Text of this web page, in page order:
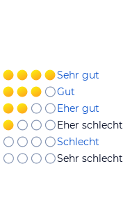
Sehr gut
Gut
Eher gut
Eher schlecht
Schlecht
Sehr schlecht